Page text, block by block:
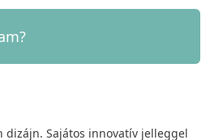
dizájn. Sajátos innovatív jelleggel